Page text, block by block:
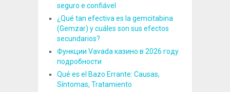
seguro e confiável
¿Qué tan efectiva es la gemcitabina
(Gemzar) y cuáles son sus efectos
secundarios?
Функции Vavada казино в 2026 году
подробности
Qué es el Bazo Errante: Causas,
Síntomas, Tratamiento